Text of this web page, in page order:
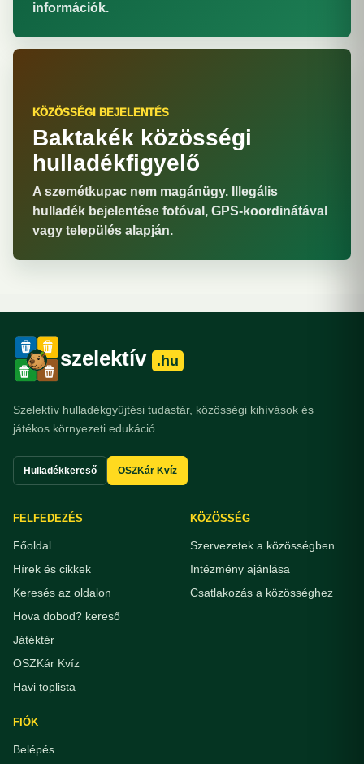
információk.
KÖZÖSSÉGI BEJELENTÉS
Baktakék közösségi
hulladékfigyelő
A szemétkupac nem magánügy. Illegális
hulladék bejelentése fotóval, GPS-koordinátával
vagy település alapján.
szelektív .hu
Szelektív hulladékgyűjtési tudástár, közösségi kihívások és
játékos környezeti edukáció.
Hulladékkereső OSZKár Kvíz
FELFEDEZÉS
Főoldal
Hírek és cikkek
Keresés az oldalon
Hova dobod? kereső
Játéktér
OSZKár Kvíz
Havi toplista
KÖZÖSSÉG
Szervezetek a közösségben
Intézmény ajánlása
Csatlakozás a közösséghez
FIÓK
Belépés